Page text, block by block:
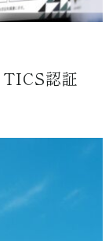
認証